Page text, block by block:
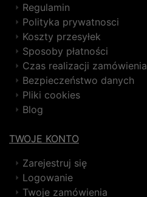
Regulamin
Polityka prywatnosci
Koszty przesyłek
Sposoby płatności
Czas realizacji zamówienia
Bezpieczeństwo danych
Pliki cookies
Blog
TWOJE KONTO
Zarejestruj się
Logowanie
Twoje zamówienia